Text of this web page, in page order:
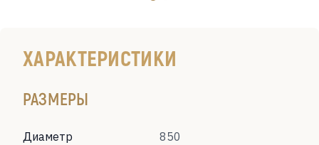
ХАРАКТЕРИСТИКИ
РАЗМЕРЫ
Диаметр 850